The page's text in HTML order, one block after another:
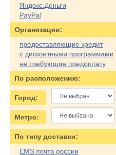
Яндекс.Деньги
PayPal
Организации:
предоставляющие кредит
с дисконтными программами
не требующие предоплату
По расположению:
Город:
Метро:
По типу доставки:
EMS почта россии